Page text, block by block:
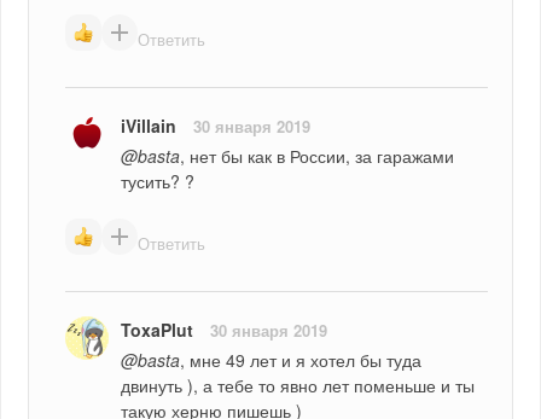
Ответить
iVillain 30 января 2019
@basta, нет бы как в России, за гаражами
тусить? ?
Ответить
ToxaPlut 30 января 2019
@basta, мне 49 лет и я хотел бы туда
двинуть ), а тебе то явно лет поменьше и ты
такую херню пишешь )